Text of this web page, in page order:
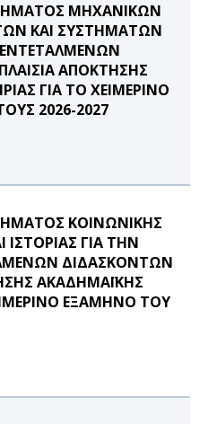
ΜΗΧΑΝΙΚΩΝ
ΚΑΙ ΣΥΣΤΗΜΑΤΩΝ
ΑΠΟΚΤΗΣΗΣ
ΓΙΑ ΤΟ ΧΕΙΜΕΡΙΝΟ
2026-2027
ΚΟΙΝΩΝΙΚΗΣ
ΓΙΑ ΤΗΝ
ΔΙΔΑΣΚΟΝΤΩΝ
ΑΚΑΔΗΜΑΪΚΗΣ
ΕΞΑΜΗΝΟ ΤΟΥ